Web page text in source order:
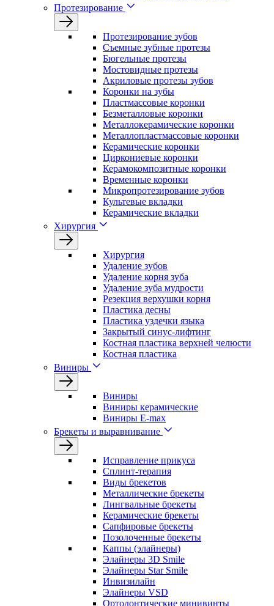
Протезирование
Протезирование зубов
Съемные зубные протезы
Бюгельные протезы
Мостовидные протезы
Акриловые протезы зубов
Коронки на зубы
Пластмассовые коронки
Безметалловые коронки
Металлокерамические коронки
Металлопластмассовые коронки
Керамические коронки
Циркониевые коронки
Керамокомпозитные коронки
Временные коронки
Микропротезирование зубов
Культевые вкладки
Керамические вкладки
Хирургия
Хирургия
Удаление зубов
Удаление корня зуба
Удаление зуба мудрости
Резекция верхушки корня
Пластика десны
Пластика уздечки языка
Закрытый синус-лифтинг
Костная пластика верхней челюсти
Костная пластика
Виниры
Виниры
Виниры керамические
Виниры E-max
Брекеты и выравнивание
Исправление прикуса
Сплинт-терапия
Виды брекетов
Металлические брекеты
Лингвальные брекеты
Керамические брекеты
Сапфировые брекеты
Позолоченные брекеты
Каппы (элайнеры)
Элайнеры 3D Smile
Элайнеры Star Smile
Инвизилайн
Элайнеры VSD
Ортодонтические минивинты